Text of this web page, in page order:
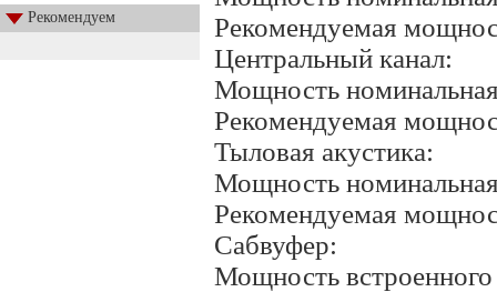
Рекомендуем
Рекомендуемая
Центральный канал:
Мощность
Рекомендуемая
Тыловая акустика:
Мощность
Рекомендуемая
Сабвуфер:
Мощность